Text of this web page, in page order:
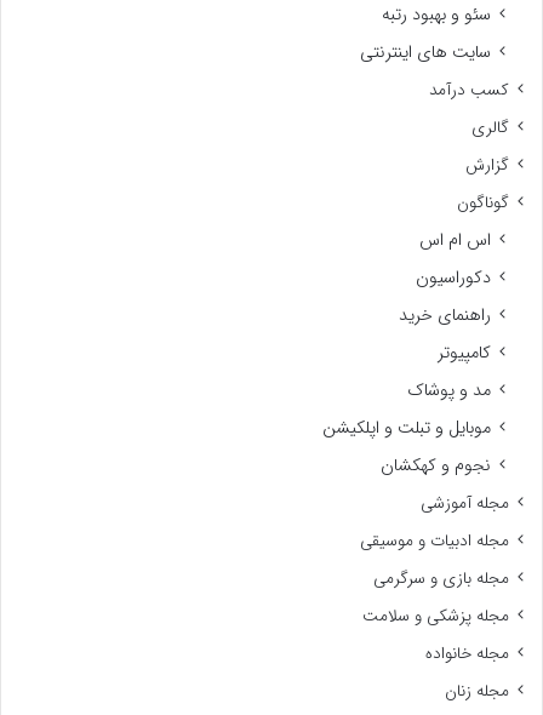
سئو و بهبود رتبه
سایت های اینترنتی
کسب درآمد
گالری
گزارش
گوناگون
اس ام اس
دکوراسیون
راهنمای خرید
کامپیوتر
مد و پوشاک
موبایل و تبلت و اپلکیشن
نجوم و کهکشان
مجله آموزشی
مجله ادبیات و موسیقی
مجله بازی و سرگرمی
مجله پزشکی و سلامت
مجله خانواده
مجله زنان